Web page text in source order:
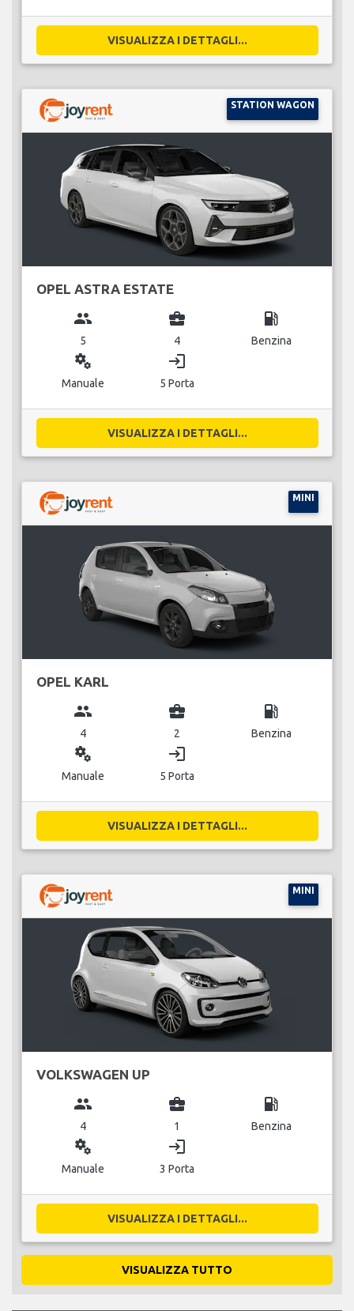
VISUALIZZA I DETTAGLI...
STATION WAGON
OPEL ASTRA ESTATE
group
5
business_center
4
local_gas_station
Benzina
miscellaneous_services
Manuale
login
5 Porta
VISUALIZZA I DETTAGLI...
MINI
OPEL KARL
group
4
business_center
2
local_gas_station
Benzina
miscellaneous_services
Manuale
login
5 Porta
VISUALIZZA I DETTAGLI...
MINI
VOLKSWAGEN UP
group
4
business_center
1
local_gas_station
Benzina
miscellaneous_services
Manuale
login
3 Porta
VISUALIZZA I DETTAGLI...
VISUALIZZA TUTTO